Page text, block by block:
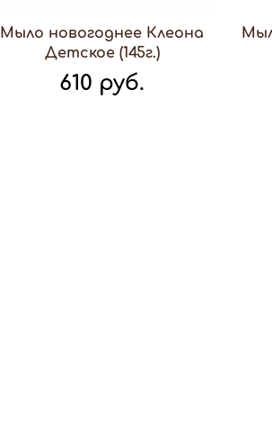
Мыло новогоднее Клеона
Детское (145г.)
610 руб.